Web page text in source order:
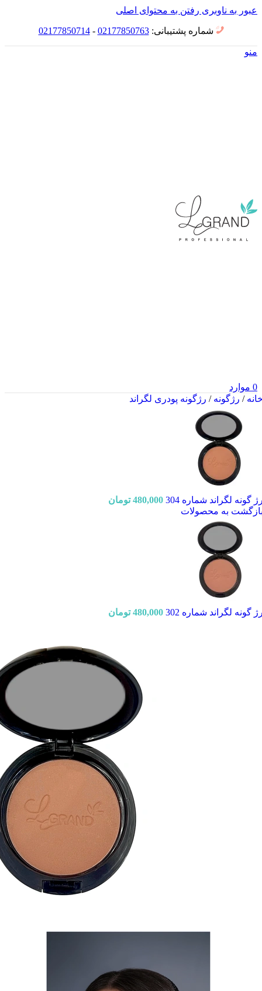
عبور به ناوبری رفتن به محتوای اصلی
شماره پشتیبانی:02177850763
-
02177850714
منو
0 موارد
/ رژگونه/ رژگونه پودری لگراند
گونه لگراند شماره 304 480,000 تومان
به محصولات
گونه لگراند شماره 302 480,000 تومان